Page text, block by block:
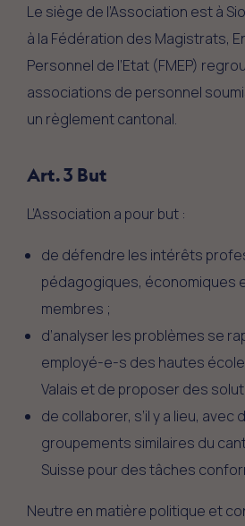
Le siège de l’Association est à
à la Fédération des Magistrats,
Personnel de l’Etat (FMEP)
associations de personnel
un règlement cantonal.
Art. 3 But
L’Association a pour but :
de défendre les intérêts
pédagogiques, économiques
membres ;
d’analyser les problèmes se
employé-e-s des hautes
Valais et de proposer des
de collaborer, s’il y a lieu, avec
groupements similaires du
Suisse pour des tâches
Neutre en matière politique et